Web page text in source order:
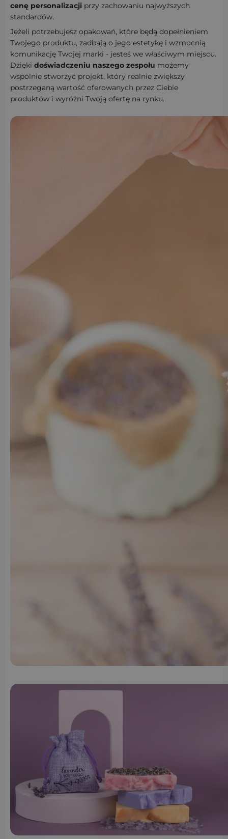
cenę personalizacji przy zachowaniu najwyższych
standardów.
Jeżeli potrzebujesz opakowań, które będą dopełnieniem
Twojego produktu, zadbają o jego estetykę i wzmocnią
komunikację Twojej marki - jesteś we właściwym miejscu.
Dzięki doświadczeniu naszego zespołu możemy
wspólnie stworzyć projekt, który realnie zwiększy
postrzeganą wartość oferowanych przez Ciebie
produktów i wyróżni Twoją ofertę na rynku.